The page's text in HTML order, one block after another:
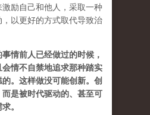
励自己和他人，采取一种
以更好的方式取代导致治
情前人已经做过的时候，
情不自禁地追求那种踏实
。这样做没可能创新。创
是被时代驱动的、甚至可
。